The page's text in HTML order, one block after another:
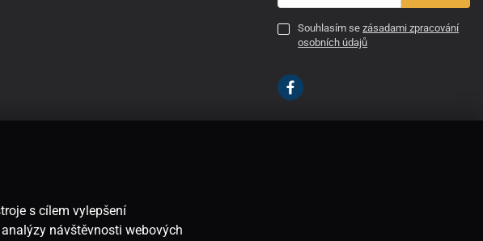
Souhlasím sezásadami zpracování
osobních údajů
s cílem vylepšení
návštěvnosti webových